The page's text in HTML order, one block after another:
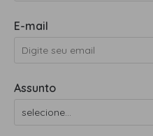
E-mail
Assunto